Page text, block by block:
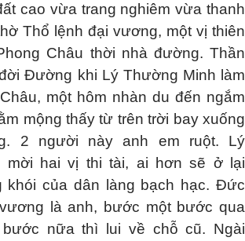
cao vừa trang nghiêm vừa thanh
Thổ lệnh đại vương, một vị thiên
Châu thời nhà đường. Thần
Đường khi Lý Thường Minh làm
một hôm nhàn du đến ngắm
mộng thấy từ trên trời bay xuống
2 người này anh em ruột. Lý
mời hai vị thi tài, ai hơn sẽ ở lại
khói của dân làng bạch hạc. Đức
là anh, bước một bước qua
nữa thì lui về chỗ cũ. Ngài